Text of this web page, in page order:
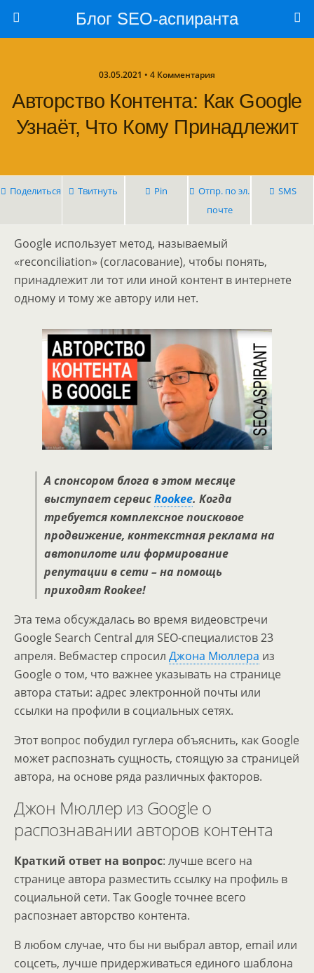
Блог SEO-аспиранта
03.05.2021 • 4 Комментария
Авторство Контента: Как Google
Узнаёт, Что Кому Принадлежит
Поделиться Твитнуть Pin
Отпр. по эл.
почте
SMS
Google использует метод, называемый
«reconciliation» (согласование), чтобы понять,
принадлежит ли тот или иной контент в интернете
одному и тому же автору или нет.
А спонсором блога в этом месяце
выступает сервисRookee. Когда
требуется комплексное поисковое
продвижение, контекстная реклама на
автопилоте или формирование
репутации в сети – на помощь
приходят Rookee!
Эта тема обсуждалась во время видеовстречи
Google Search Central для SEO-специалистов 23
апреля. Вебмастер спросил Джона Мюллера из
Google о том, что важнее указывать на странице
автора статьи: адрес электронной почты или
ссылки на профили в социальных сетях.
Этот вопрос побудил гуглера объяснить, как Google
может распознать сущность, стоящую за страницей
автора, на основе ряда различных факторов.
Джон Мюллер из Google о
распознавании авторов контента
Краткий ответ на вопрос: лучше всего на
странице автора разместить ссылку на профиль в
социальной сети. Так Google точнее всего
распознает авторство контента.
В любом случае, что бы ни выбрал автор, email или
соцсеть, лучше придерживаться единого шаблона